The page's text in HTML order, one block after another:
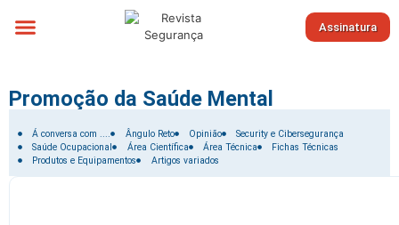
Assinatura
Promoção da Saúde Mental
Filtrar por:
Á conversa com .... Ângulo Reto Opinião
Security e Cibersegurança
Saúde Ocupacional
Área Científica Área Técnica
Fichas Técnicas
Produtos e Equipamentos
Artigos variados